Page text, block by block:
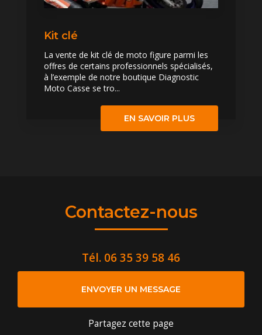
Kit clé
La vente de kit clé de moto figure parmi les
offres de certains professionnels spécialisés,
à l’exemple de notre boutique Diagnostic
Moto Casse se tro...
EN SAVOIR PLUS
Contactez-nous
Tél. 06 35 39 58 46
ENVOYER UN MESSAGE
Partagez cette page